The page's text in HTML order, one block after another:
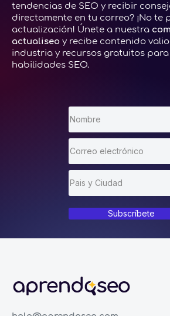
tendencias de SEO y recibir
directamente en tu correo? ¡No te
actualización! Únete a nuestra
actualiseo y recibe contenido
industria y recursos gratuitos
habilidades SEO.
Subscríbete